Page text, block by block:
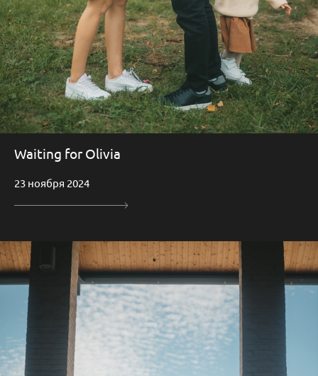
Waiting for Olivia
23 ноября 2024